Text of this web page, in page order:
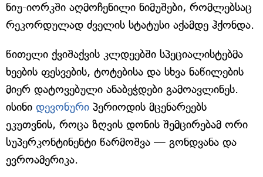
ნიუ-იორკში აღმოჩენილი ნიმუშები, რომლებსაც
რეკორდულად ძველის სტატუსი აქამდე ჰქონდა.
წითელი ქვიშაქვის კლდეებში სპეციალისტებმა
ხეების ფესვების, ტოტებისა და სხვა ნაწილების
მიერ დატოვებული ანაბეჭდები გამოავლინეს.
ისინი დევონური პერიოდის მცენარეებს
ეკუთვნის, როცა ზღვის დონის შემცირებამ ორი
სუპერკონტინენტი წარმოშვა — გონდვანა და
ევროამერიკა.